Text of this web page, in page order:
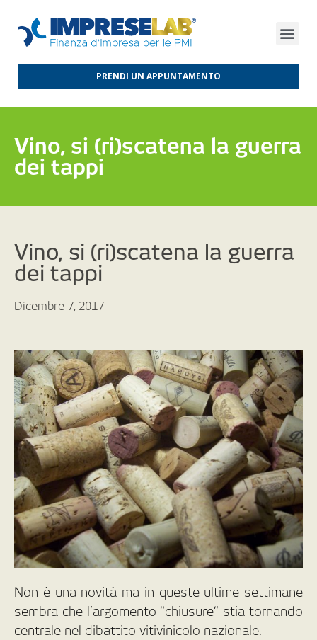
PRENDI UN APPUNTAMENTO
Vino, si (ri)scatena la guerra
dei tappi
Vino, si (ri)scatena la guerra
dei tappi
Dicembre 7, 2017
Non è una novità ma in queste ultime settimane
sembra che l’argomento “chiusure” stia tornando
centrale nel dibattito vitivinicolo nazionale.